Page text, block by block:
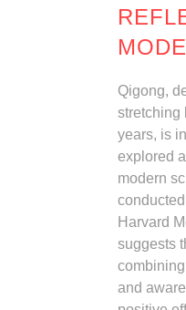
Qigong,
stretching
years, is
explored
modern
Harvard
suggests
and